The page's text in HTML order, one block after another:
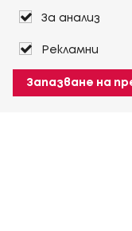
За анализ
Рекламни
Запазване на